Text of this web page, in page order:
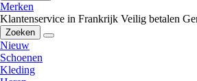
Merken
Klantenservice in Frankrijk Veilig betalen
Zoeken
Nieuw
Schoenen
Kleding